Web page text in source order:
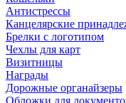
Антистрессы
Канцелярские
Брелки с логотипом
Чехлы для карт
Визитницы
Награды
Дорожные органайзеры
Обложки для